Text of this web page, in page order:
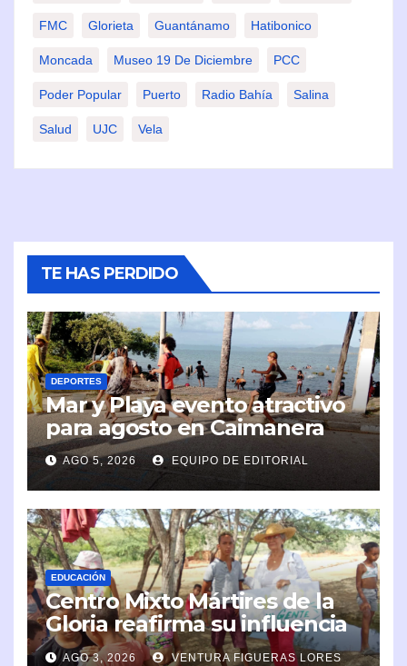
FMC Glorieta Guantánamo Hatibonico
Moncada Museo 19 De Diciembre PCC
Poder Popular Puerto Radio Bahía Salina
Salud UJC Vela
TE HAS PERDIDO
DEPORTES
Mar y Playa evento atractivo
para agosto en Caimanera
AGO 5, 2026 EQUIPO DE EDITORIAL
EDUCACIÓN
Centro Mixto Mártires de la
Gloria reafirma su influencia
en la comunidad
AGO 3, 2026 VENTURA FIGUERAS LORES